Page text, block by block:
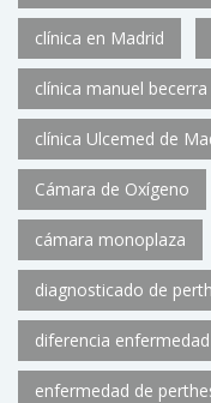
clínica en Madrid
clínica manuel becerra
clínica Ulcemed de
Cámara de Oxígeno
cámara monoplaza
diagnosticado de
diferencia
enfermedad de